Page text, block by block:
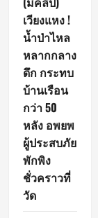
เวียงแหง !
น้ำป่าไหล
หลากกลาง
ดึก กระทบ
บ้านเรือน
กว่า 50
หลัง อพยพ
ผู้ประสบภัย
พักพิง
ชั่วคราวที่
วัด